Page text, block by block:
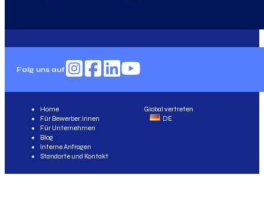
Folg uns auf
Global vertreten
DE
Home
Für Bewerber:innen
Für Unternehmen
Blog
Interne Anfragen
Standorte und Kontakt